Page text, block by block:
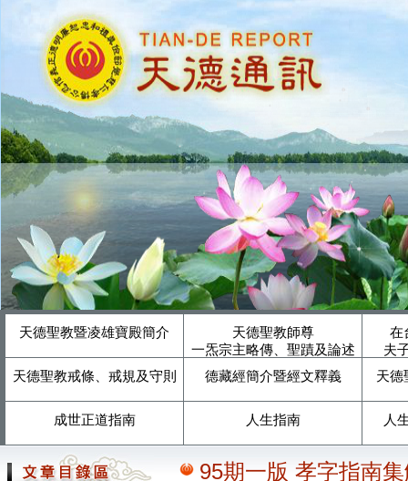
天德聖教暨凌雄寶殿簡介
天德聖教師尊
一炁宗主略傳、聖蹟及論述
在
夫
天德聖教戒條、戒規及守則
德藏經簡介暨經文釋義 天德
成世正道指南 人生指南 人
95期一版 孝字指南